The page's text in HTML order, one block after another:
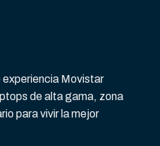
Movistar
de alta gama, zona
para vivir la mejor